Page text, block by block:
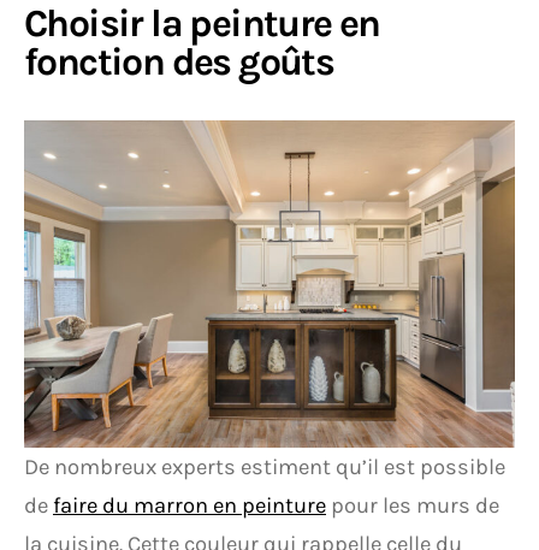
Choisir la peinture en
fonction des goûts
De nombreux experts estiment qu’il est possible
de faire du marron en peinture pour les murs de
la cuisine. Cette couleur qui rappelle celle du